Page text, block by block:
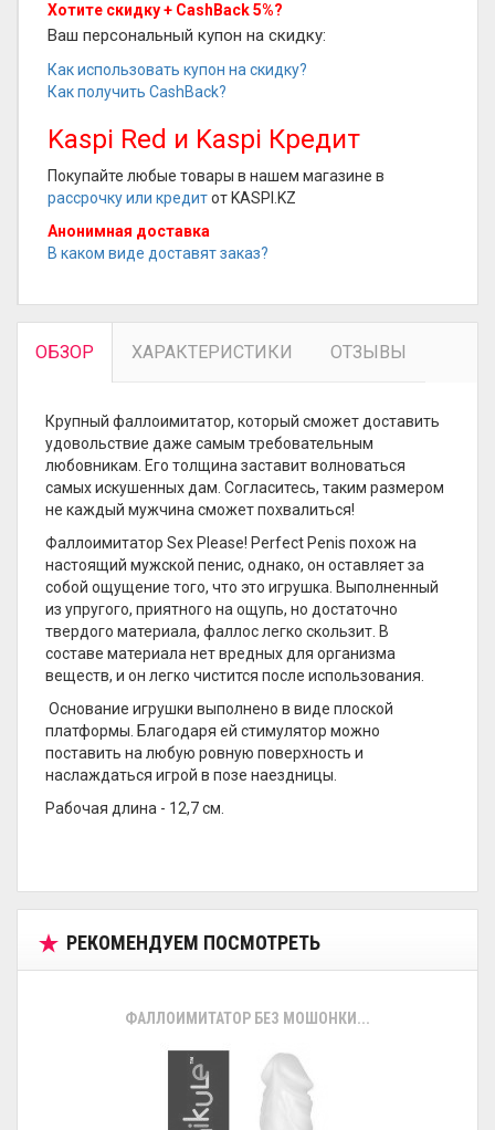
Хотите скидку + CashBack 5%?
Ваш персональный купон на скидку:
Как использовать купон на скидку?
Как получить CashBack?
Kaspi Red и Kaspi Кредит
Покупайте любые товары в нашем магазине в
рассрочку или кредитот KASPI.KZ
Анонимная доставка
В каком виде доставят заказ?
ОБЗОР ХАРАКТЕРИСТИКИ ОТЗЫВЫ
Крупный фаллоимитатор, который сможет доставить
удовольствие даже самым требовательным
любовникам. Его толщина заставит волноваться
самых искушенных дам. Согласитесь, таким размером
не каждый мужчина сможет похвалиться!
Фаллоимитатор Sex Please! Perfect Penis похож на
настоящий мужской пенис, однако, он оставляет за
собой ощущение того, что это игрушка. Выполненный
из упругого, приятного на ощупь, но достаточно
твердого материала, фаллос легко скользит. В
составе материала нет вредных для организма
веществ, и он легко чистится после использования.
Основание игрушки выполнено в виде плоской
платформы. Благодаря ей стимулятор можно
поставить на любую ровную поверхность и
наслаждаться игрой в позе наездницы.
Рабочая длина - 12,7 см.
РЕКОМЕНДУЕМ ПОСМОТРЕТЬ
ФАЛЛОИМИТАТОР БЕЗ МОШОНКИ...